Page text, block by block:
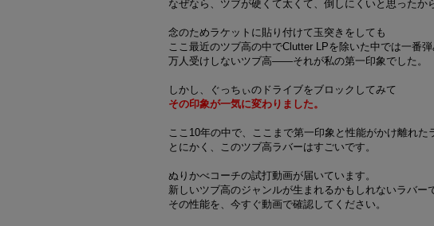
なぜなら、ツブが硬くて太くて、倒しにくいと思ったか
念のためラケットに貼り付けて玉突きをしても
ここ最近のツブ高の中でClutter LPを除いた中では一番弾
万人受けしないツブ高——それが私の第一印象でした。
しかし、ぐっちぃのドライブをブロックしてみて
その印象が一気に変わりました。
ここ10年の中で、ここまで第一印象と性能がかけ離れた
とにかく、このツブ高ラバーはすごいです。
ぬりかべコーチの試打動画が届いています。
新しいツブ高のジャンルが生まれるかもしれないラバー
その性能を、今すぐ動画で確認してください。